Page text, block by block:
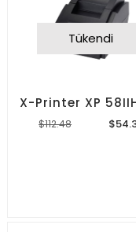
Tükendi
$112.48